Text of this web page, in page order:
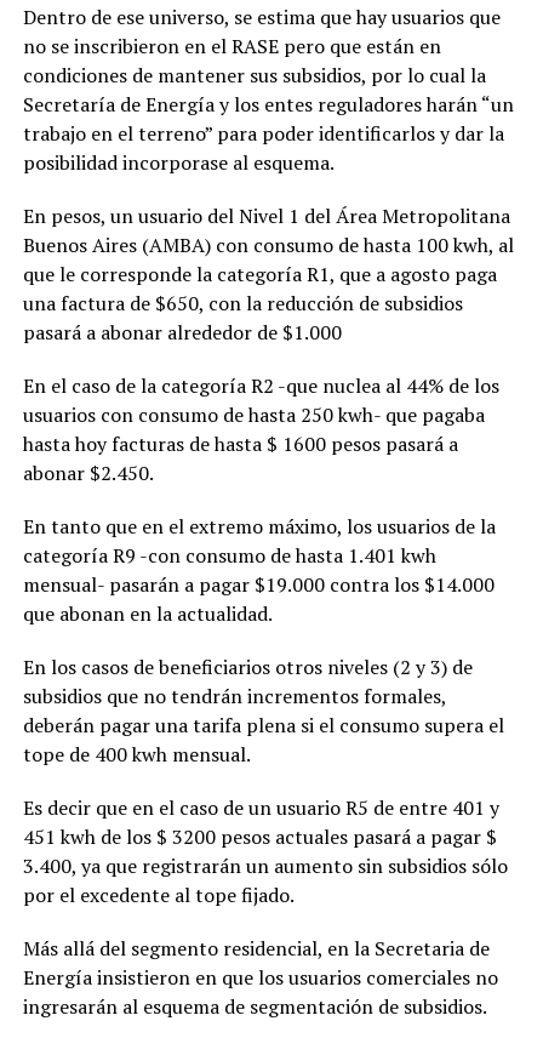
Dentro de ese universo, se estima que hay usuarios que
no se inscribieron en el RASE pero que están en
condiciones de mantener sus subsidios, por lo cual la
Secretaría de Energía y los entes reguladores harán “un
trabajo en el terreno” para poder identificarlos y dar la
posibilidad incorporase al esquema.
En pesos, un usuario del Nivel 1 del Área Metropolitana
Buenos Aires (AMBA) con consumo de hasta 100 kwh, al
que le corresponde la categoría R1, que a agosto paga
una factura de $650, con la reducción de subsidios
pasará a abonar alrededor de $1.000
En el caso de la categoría R2 -que nuclea al 44% de los
usuarios con consumo de hasta 250 kwh- que pagaba
hasta hoy facturas de hasta $ 1600 pesos pasará a
abonar $2.450.
En tanto que en el extremo máximo, los usuarios de la
categoría R9 -con consumo de hasta 1.401 kwh
mensual- pasarán a pagar $19.000 contra los $14.000
que abonan en la actualidad.
En los casos de beneficiarios otros niveles (2 y 3) de
subsidios que no tendrán incrementos formales,
deberán pagar una tarifa plena si el consumo supera el
tope de 400 kwh mensual.
Es decir que en el caso de un usuario R5 de entre 401 y
451 kwh de los $ 3200 pesos actuales pasará a pagar $
3.400, ya que registrarán un aumento sin subsidios sólo
por el excedente al tope fijado.
Más allá del segmento residencial, en la Secretaria de
Energía insistieron en que los usuarios comerciales no
ingresarán al esquema de segmentación de subsidios.